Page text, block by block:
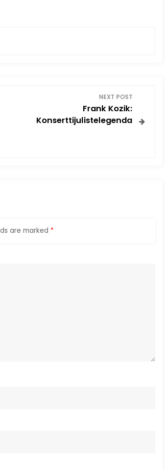
NEXT POST
Frank Kozik:
Konserttijulistelegenda
are marked *